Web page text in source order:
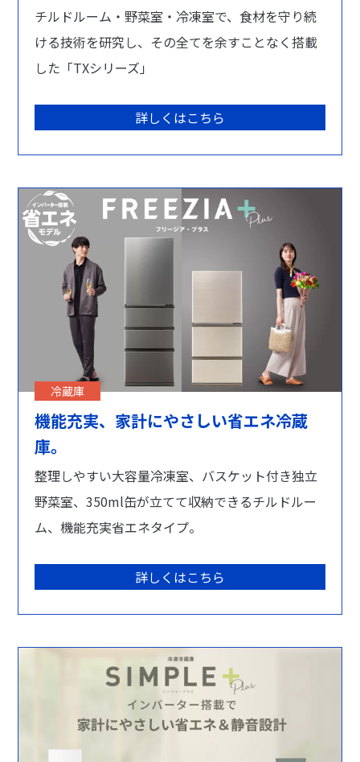
チルドルーム・野菜室・冷凍室で、食材を守り続
ける技術を研究し、その全てを余すことなく搭載
した「TXシリーズ」
詳しくはこちら
冷蔵庫
機能充実、家計にやさしい省エネ冷蔵
庫。
整理しやすい大容量冷凍室、バスケット付き独立
野菜室、350ml缶が立てて収納できるチルドルー
ム、機能充実省エネタイプ。
詳しくはこちら